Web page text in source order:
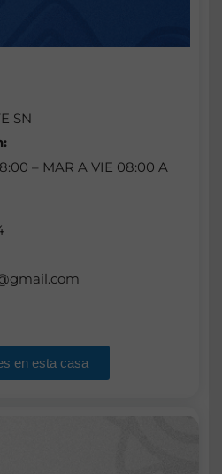
SN
– MAR A VIE 08:00 A
en esta casa